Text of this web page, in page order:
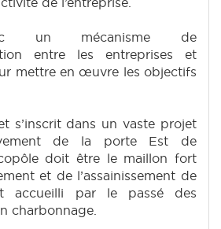
un mécanisme de
entre les entreprises et
mettre en œuvre les objectifs
s’inscrit dans un vaste projet
de la porte Est de
doit être le maillon fort
et de l’assainissement de
accueilli par le passé des
charbonnage.